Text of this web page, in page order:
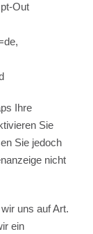
Out
Ihre
Sie
Sie jedoch
nicht
uns auf Art.
ein